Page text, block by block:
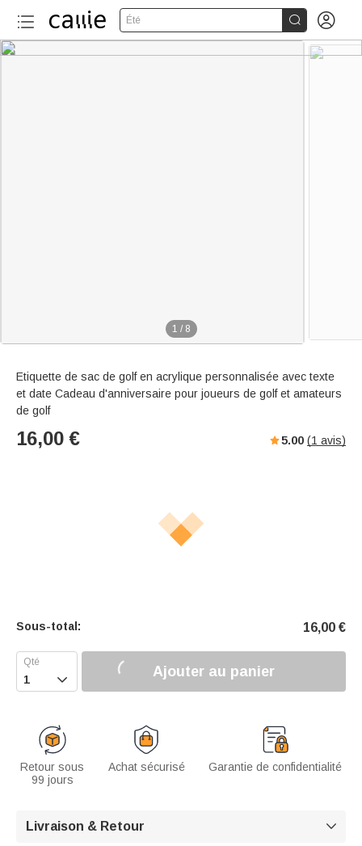
Été  
1 / 8
Etiquette de sac de golf en acrylique personnalisée avec texte
et date Cadeau d'anniversaire pour joueurs de golf et amateurs
de golf
16,00 € 5.00 (1 avis)
Sous-total: 16,00 €
 Ajouter au panier
Retour sous
99 jours
Achat sécurisé Garantie de confidentialité
Livraison & Retour 